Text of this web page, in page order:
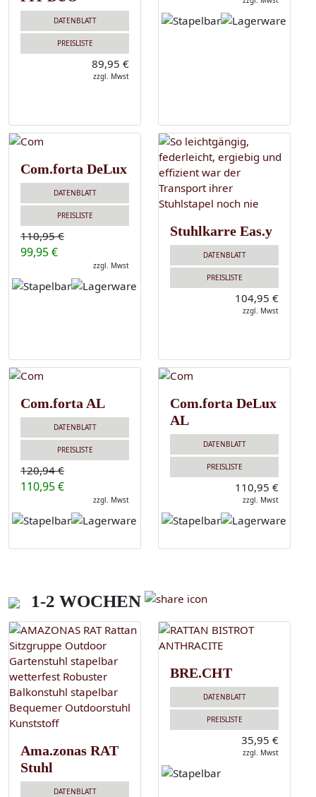
DATENBLATT
PREISLISTE
89,95 €
zzgl. Mwst
Com.forta DeLux
DATENBLATT
PREISLISTE
110,95 €
99,95 €
zzgl. Mwst
Stuhlkarre Eas.y
DATENBLATT
PREISLISTE
104,95 €
zzgl. Mwst
Com.forta AL
DATENBLATT
PREISLISTE
120,94 €
110,95 €
zzgl. Mwst
Com.forta DeLux
AL
DATENBLATT
PREISLISTE
110,95 €
zzgl. Mwst
1-2 WOCHEN
Ama.zonas RAT
Stuhl
DATENBLATT
BRE.CHT
DATENBLATT
PREISLISTE
35,95 €
zzgl. Mwst